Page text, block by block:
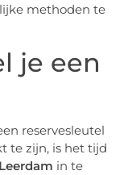
methoden te
je een
reservesleutel
te zijn, is het tijd
in te